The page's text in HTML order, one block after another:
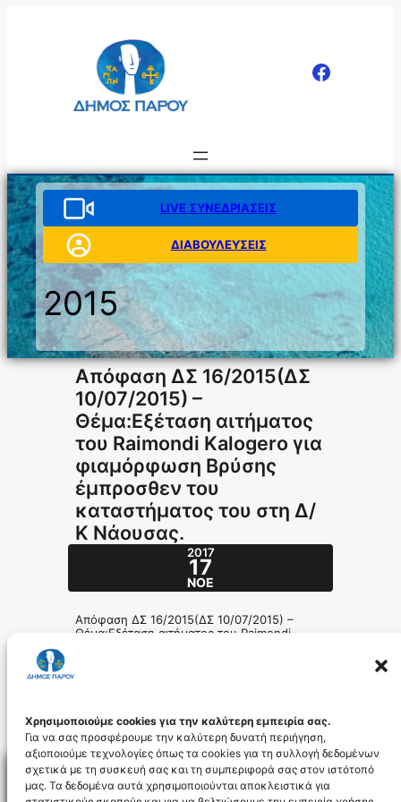
Χρησιμοποιούμε cookies για την καλύτερη εμπειρία σας.
Για να σας προσφέρουμε την καλύτερη δυνατή περιήγηση,
αξιοποιούμε τεχνολογίες όπως τα cookies για τη συλλογή δεδομένων
σχετικά με τη συσκευή σας και τη συμπεριφορά σας στον ιστότοπό
μας. Τα δεδομένα αυτά χρησιμοποιούνται αποκλειστικά για
LIVE ΣΥΝΕΔΡΙΑΣΕΙΣ
ΔΙΑΒΟΥΛΕΥΣΕΙΣ
2015
Απόφαση ΔΣ 16/2015(ΔΣ
10/07/2015) –
Θέμα:Εξέταση αιτήματος
του Raimondi Kalogero για
φιαμόρφωση Βρύσης
έμπροσθεν του
καταστήματος του στη Δ/
Κ Νάουσας.
2017
17
ΝΟΈ
Απόφαση ΔΣ 16/2015(ΔΣ 10/07/2015) –
Θέμα:Εξέταση αιτήματος του Raimondi
232_id4295